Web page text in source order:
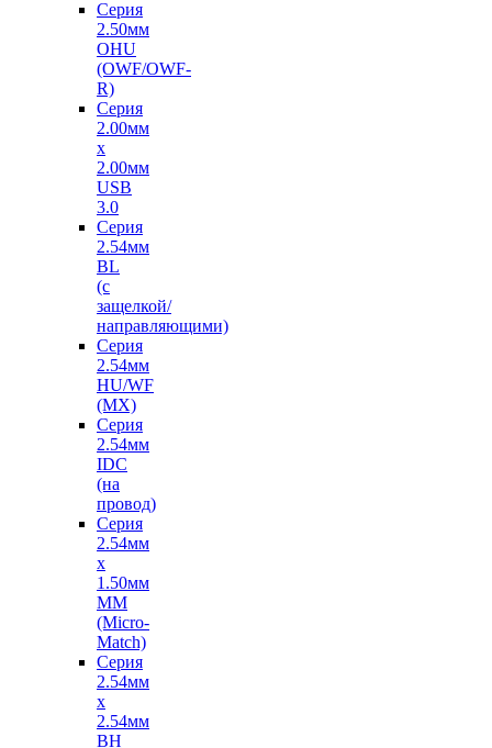
Серия
2.50мм
OHU
(OWF/OWF-
R)
Серия
2.00мм
x
2.00мм
USB
3.0
Серия
2.54мм
BL
(с
защелкой/
направляющими)
Серия
2.54мм
HU/WF
(MX)
Серия
2.54мм
IDC
(на
провод)
Серия
2.54мм
х
1.50мм
MM
(Micro-
Match)
Серия
2.54мм
х
2.54мм
BH